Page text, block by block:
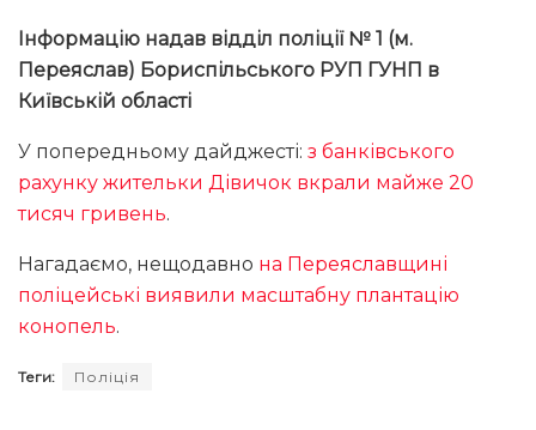
Інформацію надав відділ поліції № 1 (м.
Переяслав) Бориспільського РУП ГУНП в
Київській області
У попередньому дайджесті: з банківського
рахунку жительки Дівичок вкрали майже 20
тисяч гривень.
Нагадаємо, нещодавно на Переяславщині
поліцейські виявили масштабну плантацію
конопель.
Теги: Поліція